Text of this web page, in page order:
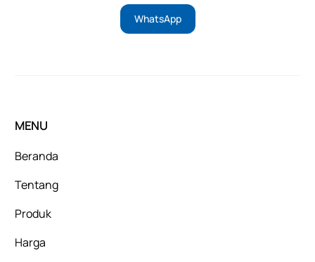
WhatsApp
MENU
Beranda
Tentang
Produk
Harga